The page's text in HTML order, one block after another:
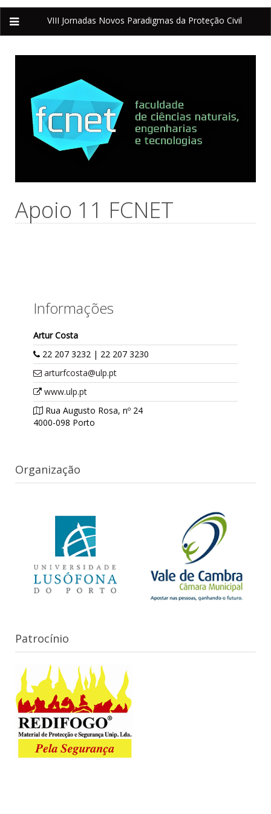
VIII Jornadas Novos Paradigmas da Proteção Civil
Apoio 11 FCNET
Informações
Artur Costa
22 207 3232 | 22 207 3230
arturfcosta@ulp.pt
www.ulp.pt
Rua Augusto Rosa, nº 24
4000-098 Porto
Organização
Patrocínio